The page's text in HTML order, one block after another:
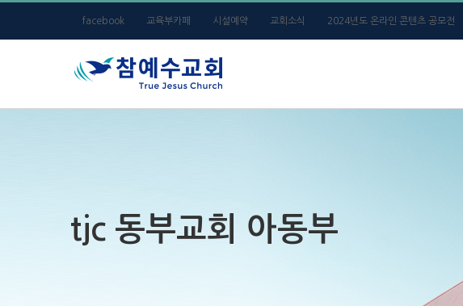
to
facebook 교육부카페 시설예약 교회소식 2024년도 온라인 콘텐츠 공모전
tjc 동부교회 아동부